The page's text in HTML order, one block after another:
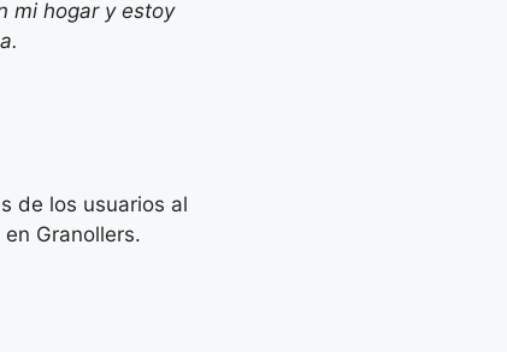
mi hogar y estoy
de los usuarios al
Granollers.